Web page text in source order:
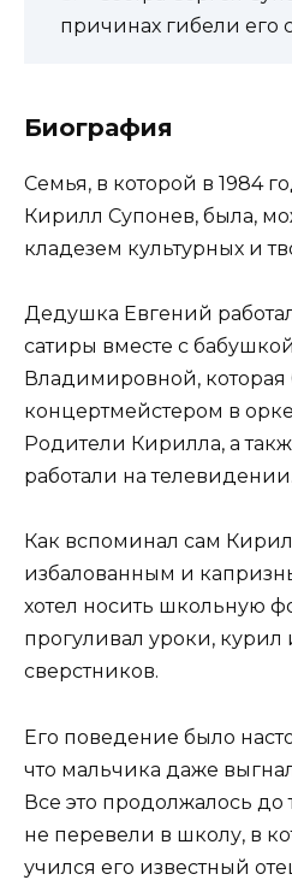
причинах гибели его
Биография
Семья, в которой в 1984
Кирилл Супонев, была,
кладезем культурных и
Дедушка Евгений
сатиры вместе с
Владимировной,
концертмейстером в
Родители Кирилла, а
работали на телевидении.
Как вспоминал сам
избалованным и
хотел носить школьную
прогуливал уроки, курил
сверстников.
Его поведение было
что мальчика даже
Все это продолжалось до
не перевели в школу, в
учился его известный